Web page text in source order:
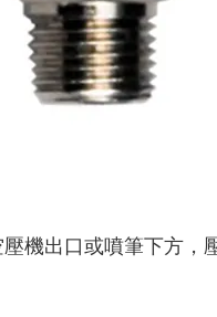
機出口或噴筆下方